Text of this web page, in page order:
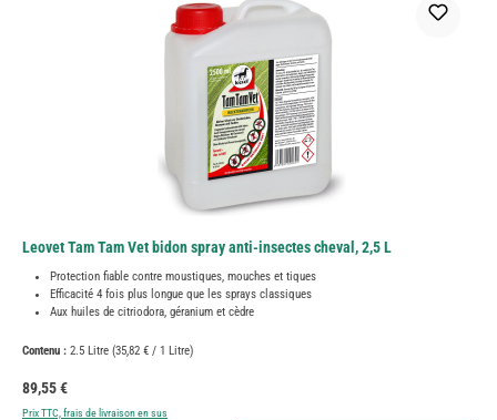
Leovet Tam Tam Vet bidon spray anti-insectes cheval, 2,5 L
Protection fiable contre moustiques, mouches et tiques
Efficacité 4 fois plus longue que les sprays classiques
Aux huiles de citriodora, géranium et cèdre
Contenu : 2.5 Litre (35,82 € / 1 Litre)
Prix régulier :
89,55 €
Prix TTC, frais de livraison en sus